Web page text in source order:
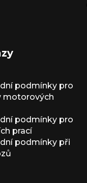
podmínky pro
motorových
podmínky pro
prací
podmínky při